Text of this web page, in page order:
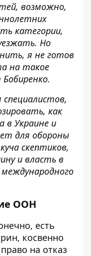
возможно,
категории,
Но
я не готов
на такое
как
в Украине и
для обороны
скептиков,
и власть в
ООН
есть
косвенно
на отказ